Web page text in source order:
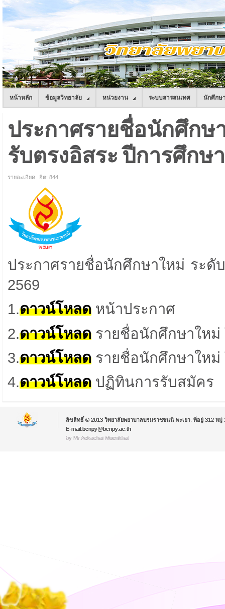
หน้าหลัก ข้อมูลวิทยาลัย หน่วยงาน ระบบสารสนเทศ นักศึกษ
ประกาศรายชื่อนักศึกษ
รับตรงอิสระ ปีการศึกษา
รายละเอียด ฮิต: 844
ประกาศรายชื่อนักศึกษาใหม่ ระ
2569
1.ดาวน์โหลด หน้าประกาศ
2.ดาวน์โหลด รายชื่อนักศึกษาใหม่
3.ดาวน์โหลด รายชื่อนักศึกษาใหม่
4.ดาวน์โหลด ปฏิทินการรับสมัคร
ลิขสิทธิ์ © 2013 วิทยาลัยพยาบาลบรมราชชนนี พะเยา. ที่อยู่ 312 หมู่
E-mail:bcnpy@bcnpy.ac.th
by Mr.Aekachai Muenkhat